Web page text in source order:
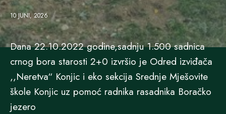
10 JUNI, 2026
Dana 22.10.2022 godine,sadnju 1.500 sadnica
crnog bora starosti 2+0 izvršio je Odred izviđača
,,Neretva“ Konjic i eko sekcija Srednje Mješovite
škole Konjic uz pomoć radnika rasadnika Boračko
jezero